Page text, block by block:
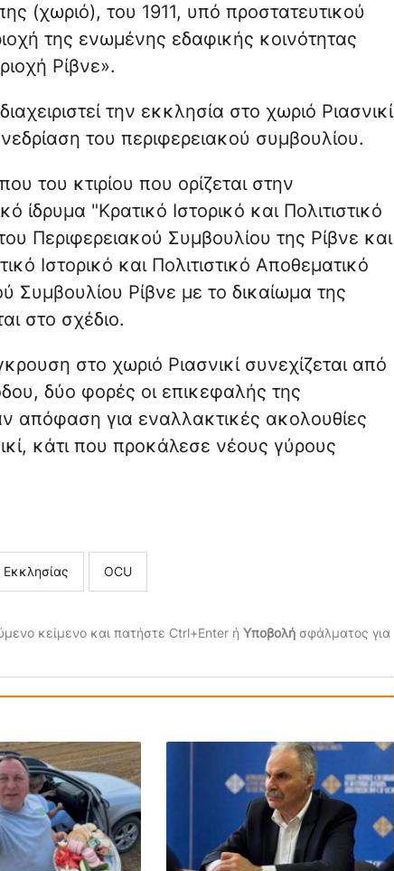
(χωριό), του 1911, υπό προστατευτικού
της ενωμένης εδαφικής κοινότητας
Ρίβνε».
την εκκλησία στο χωριό Ριασνικί
του περιφερειακού συμβουλίου.
του κτιρίου που ορίζεται στην
"Κρατικό Ιστορικό και Πολιτιστικό
Περιφερειακού Συμβουλίου της Ρίβνε και
Ιστορικό και Πολιτιστικό Αποθεματικό
Συμβουλίου Ρίβνε με το δικαίωμα της
στο σχέδιο.
στο χωριό Ριασνικί συνεχίζεται από
δύο φορές οι επικεφαλής της
απόφαση για εναλλακτικές ακολουθίες
κάτι που προκάλεσε νέους γύρους
Εκκλησίας ΟCU
κείμενο και πατήστε Ctrl+Enter ή Υποβολήσφάλματος για